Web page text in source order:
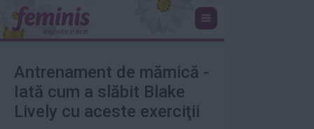
Antrenament de mămică -
Iată cum a slăbit Blake
Lively cu aceste exerciţii